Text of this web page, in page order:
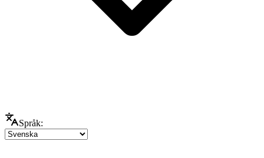
Språk: